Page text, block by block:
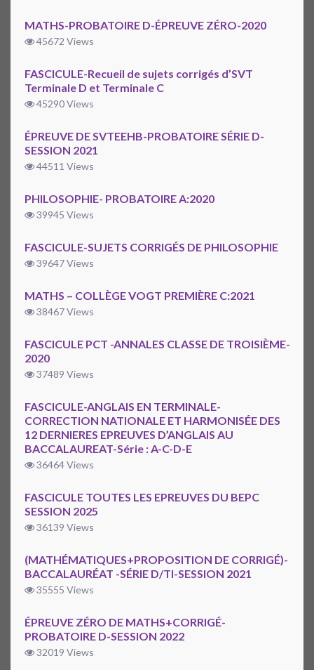
MATHS-PROBATOIRE D-ÉPREUVE ZÉRO-2020
45672 Views
FASCICULE-Recueil de sujets corrigés d’SVT
Terminale D et Terminale C
45290 Views
ÉPREUVE DE SVTEEHB-PROBATOIRE SÉRIE D-
SESSION 2021
44511 Views
PHILOSOPHIE- PROBATOIRE A:2020
39945 Views
FASCICULE-SUJETS CORRIGÉS DE PHILOSOPHIE
39647 Views
MATHS – COLLÈGE VOGT PREMIÈRE C:2021
38467 Views
FASCICULE PCT -ANNALES CLASSE DE TROISIÈME-
2020
37489 Views
FASCICULE-ANGLAIS EN TERMINALE-
CORRECTION NATIONALE ET HARMONISÉE DES
12 DERNIERES EPREUVES D’ANGLAIS AU
BACCALAUREAT-Série : A-C-D-E
36464 Views
FASCICULE TOUTES LES EPREUVES DU BEPC
SESSION 2025
36139 Views
(MATHÉMATIQUES+PROPOSITION DE CORRIGÉ)-
BACCALAURÉAT -SÉRIE D/TI-SESSION 2021
35555 Views
ÉPREUVE ZÉRO DE MATHS+CORRIGÉ-
PROBATOIRE D-SESSION 2022
32019 Views